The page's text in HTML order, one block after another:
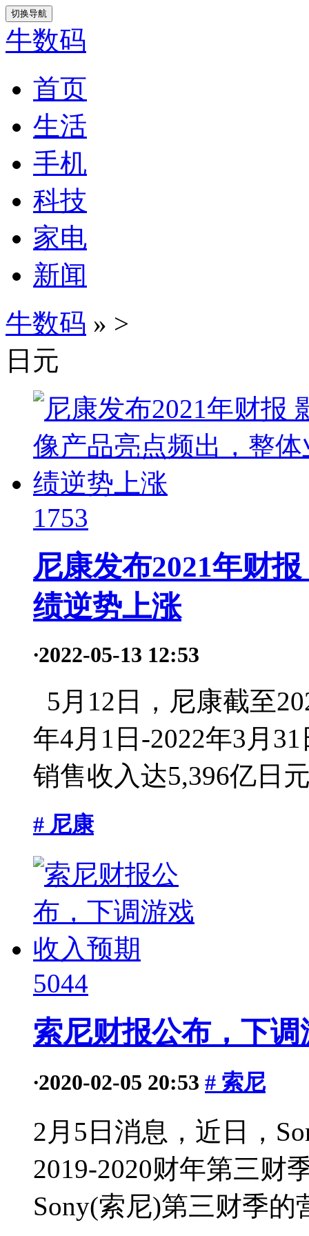
切换导航
牛数码
首页
生活
手机
科技
家电
新闻
牛数码 » >
日元
1753
尼康发布2021年财
绩逆势上涨
·2022-05-13 12:53
5月12日，尼康截至
年4月1日-2022年3月
销售收入达5,396亿日
# 尼康
5044
索尼财报公布，下
·2020-02-05 20:53 # 索尼
2月5日消息，近日，
2019-2020财年第三财
Sony(索尼)第三财季的